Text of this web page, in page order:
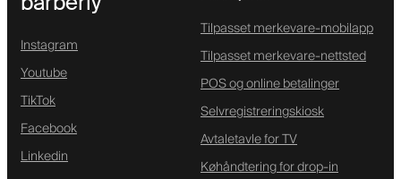
Instagram
Youtube
TikTok
Facebook
Linkedin
Tilpasset merkevare-mobilapp
Tilpasset merkevare-nettsted
POS og online betalinger
Selvregistreringskiosk
Avtaletavle for TV
Køhåndtering for drop-in